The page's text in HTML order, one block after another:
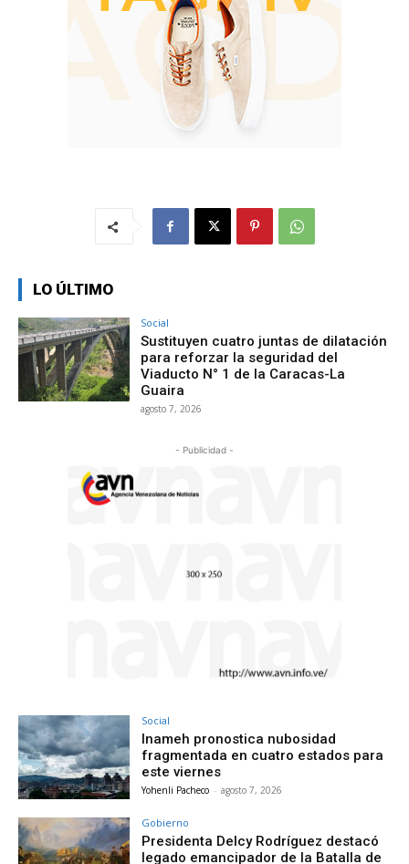
LO ÚLTIMO
Social
Sustituyen cuatro juntas de dilatación
para reforzar la seguridad del
Viaducto N° 1 de la Caracas-La
Guaira
agosto 7, 2026
- Publicidad -
Social
Inameh pronostica nubosidad
fragmentada en cuatro estados para
este viernes
Yohenli Pacheco - agosto 7, 2026
Gobierno
Presidenta Delcy Rodríguez destacó
legado emancipador de la Batalla de